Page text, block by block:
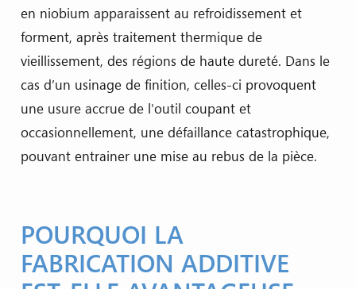
en niobium apparaissent au refroidissement et
forment, après traitement thermique de
vieillissement, des régions de haute dureté. Dans le
cas d’un usinage de finition, celles-ci provoquent
une usure accrue de l'outil coupant et
occasionnellement, une défaillance catastrophique,
pouvant entrainer une mise au rebus de la pièce.
POURQUOI LA
FABRICATION ADDITIVE